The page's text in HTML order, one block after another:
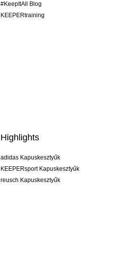
#KeepItAll Blog
KEEPERtraining
Highlights
adidas Kapuskesztyűk
KEEPERsport Kapuskesztyűk
reusch Kapuskesztyűk